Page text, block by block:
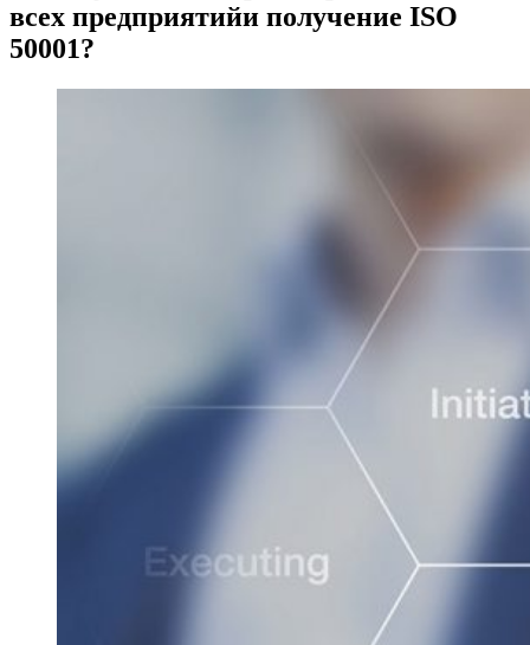
всех предприятийи получение ISO
50001?